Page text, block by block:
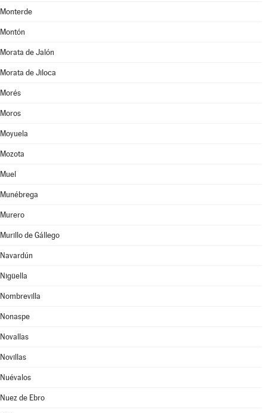
Monterde
Montón
Morata de Jalón
Morata de Jiloca
Morés
Moros
Moyuela
Mozota
Muel
Munébrega
Murero
Murillo de Gállego
Navardún
Nigüella
Nombrevilla
Nonaspe
Novallas
Novillas
Nuévalos
Nuez de Ebro